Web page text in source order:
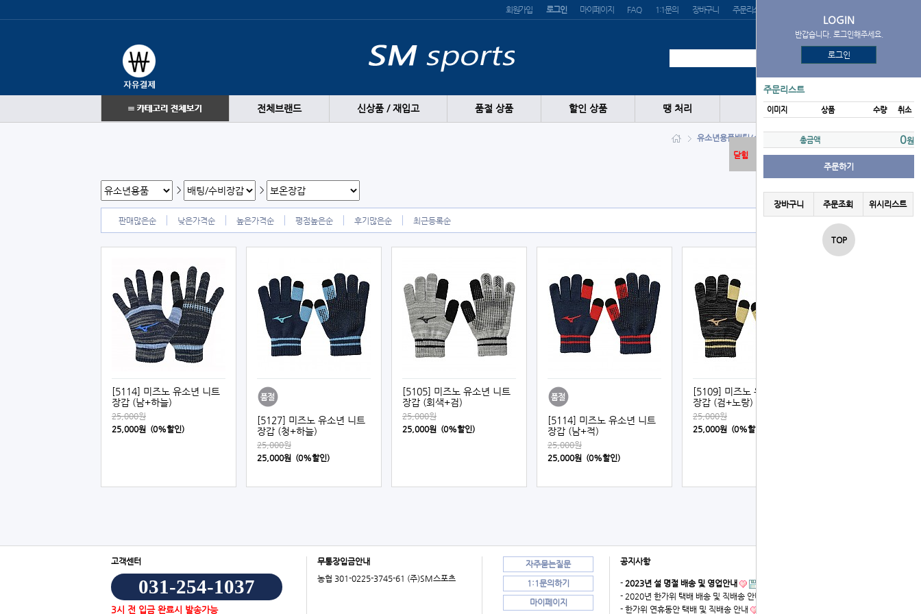
회원가입 로그인 마이페이지 FAQ 1:1문의 장바구니 주문리스트
전체브랜드 신상품 / 재입고 품절 상품 할인 상품 땡 처리
유소년용품배팅/수비장갑 보온장갑
LOGIN
반갑습니다. 로그인해주세요.
로그인
주문리스트
이미지 상품 수량 취소
총금액 0원
주문하기
장바구니 주문조회 위시리스트
TOP
닫힘
> >
판매많은순 낮은가격순 높은가격순 평점높은순 후기많은순 최근등록순
[5114] 미즈노 유소년 니트
장갑 (남+하늘)
25,000원
25,000원 (0%할인)
[5127] 미즈노 유소년 니트
장갑 (청+하늘)
25,000원
25,000원 (0%할인)
[5105] 미즈노 유소년 니트
장갑 (회색+검)
25,000원
25,000원 (0%할인)
[5114] 미즈노 유소년 니트
장갑 (남+적)
25,000원
25,000원 (0%할인)
[5109] 미즈노 유소년 니트
장갑 (검+노랑)
25,000원
25,000원 (0%할인)
고객센터
031-254-1037
3시 전 입금 완료시 발송가능
무통장입금안내
농협 301-0225-3745-61 (주)SM스포츠
자주묻는질문
1:1문의하기
마이페이지
공지사항
- 2023년 설 명절 배송 및 영업안내
- 2020년 한가위 택배 배송 및 직배송 안내
- 한가위 연휴동안 택배 및 직배송 안내